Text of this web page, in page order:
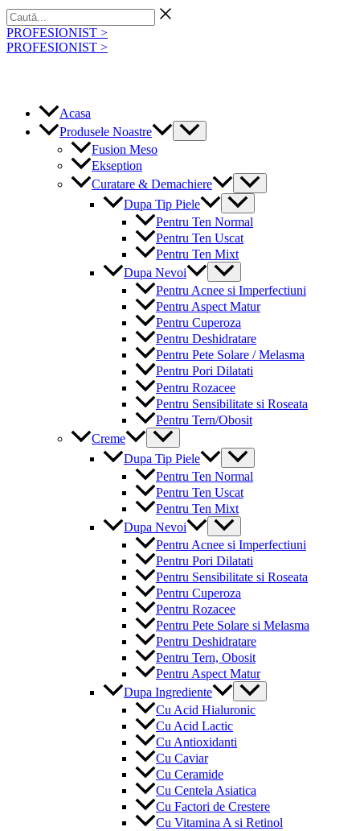
Skip
to
content
Caută...
PROFESIONIST >
PROFESIONIST >
Acasa
Produsele Noastre
Menu
Toggle
Fusion Meso
Ekseption
Curatare & Demachiere
Menu
Toggle
Dupa Tip Piele
Menu
Toggle
Pentru Ten Normal
Pentru Ten Uscat
Pentru Ten Mixt
Dupa Nevoi
Menu
Toggle
Pentru Acnee si Imperfectiuni
Pentru Aspect Matur
Pentru Cuperoza
Pentru Deshidratare
Pentru Pete Solare / Melasma
Pentru Pori Dilatati
Pentru Rozacee
Pentru Sensibilitate si Roseata
Pentru Tern/Obosit
Creme
Menu
Toggle
Dupa Tip Piele
Menu
Toggle
Pentru Ten Normal
Pentru Ten Uscat
Pentru Ten Mixt
Dupa Nevoi
Menu
Toggle
Pentru Acnee si Imperfectiuni
Pentru Pori Dilatati
Pentru Sensibilitate si Roseata
Pentru Cuperoza
Pentru Rozacee
Pentru Pete Solare si Melasma
Pentru Deshidratare
Pentru Tern, Obosit
Pentru Aspect Matur
Dupa Ingrediente
Menu
Toggle
Cu Acid Hialuronic
Cu Acid Lactic
Cu Antioxidanti
Cu Caviar
Cu Ceramide
Cu Centela Asiatica
Cu Factori de Crestere
Cu Vitamina A si Retinol